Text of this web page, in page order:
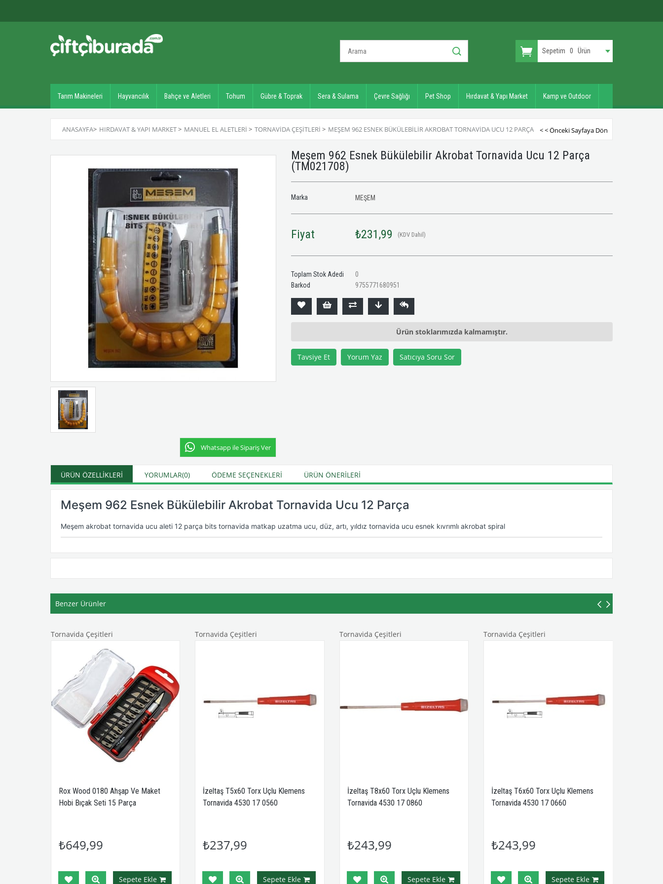
Sepetim 0 Ürün
Tarım Makineleri Hayvancılık Bahçe ve Aletleri Tohum Gübre & Toprak Sera & Sulama Çevre Sağlığı Pet Shop Hırdavat & Yapı Market Kamp ve Outdoor
ANASAYFA> HIRDAVAT & YAPI MARKET> MANUEL EL ALETLERI > TORNAVIDA ÇEŞITLERI > MEŞEM 962 ESNEK BÜKÜLEBILIR AKROBAT TORNAVIDA UCU 12 PARÇA < < Önceki Sayfaya Dön
Whatsapp ile Sipariş Ver
Meşem 962 Esnek Bükülebilir Akrobat Tornavida Ucu 12 Parça
(TM021708)
Marka MEŞEM
Fiyat ₺231,99 (KDV Dahil)
Toplam Stok Adedi
0
Barkod
9755771680951
Ürün stoklarımızda kalmamıştır.
Tavsiye Et Yorum Yaz Satıcıya Soru Sor
ÜRÜN ÖZELLIKLERI YORUMLAR(0) ÖDEME SEÇENEKLERI ÜRÜN ÖNERILERI
Meşem 962 Esnek Bükülebilir Akrobat Tornavida Ucu 12 Parça
Meşem akrobat tornavida ucu aleti 12 parça bits tornavida matkap uzatma ucu, düz, artı, yıldız tornavida ucu esnek kıvrımlı akrobat spiral
Benzer Ürünler
Tornavida Çeşitleri
Rox Wood 0180 Ahşap Ve Maket
Hobi Bıçak Seti 15 Parça
₺649,99
Sepete Ekle
Tornavida Çeşitleri
İzeltaş T5x60 Torx Uçlu Klemens
Tornavida 4530 17 0560
₺237,99
Sepete Ekle
Tornavida Çeşitleri
İzeltaş T8x60 Torx Uçlu Klemens
Tornavida 4530 17 0860
₺243,99
Sepete Ekle
Tornavida Çeşitleri
İzeltaş T6x60 Torx Uçlu Klemens
Tornavida 4530 17 0660
₺243,99
Sepete Ekle